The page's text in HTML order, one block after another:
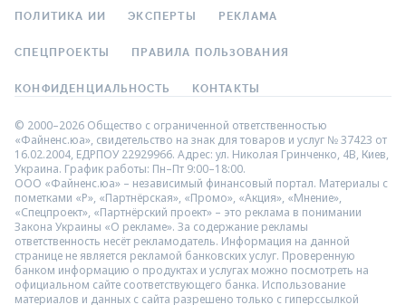
ПОЛИТИКА ИИ ЭКСПЕРТЫ РЕКЛАМА
СПЕЦПРОЕКТЫ ПРАВИЛА ПОЛЬЗОВАНИЯ
КОНФИДЕНЦИАЛЬНОСТЬ КОНТАКТЫ
© 2000–2026 Общество с ограниченной ответственностью
«Файненс.юа», свидетельство на знак для товаров и услуг № 37423 от
16.02.2004, ЕДРПОУ 22929966. Адрес: ул. Николая Гринченко, 4В, Киев,
Украина. График работы: Пн–Пт 9:00–18:00.
ООО «Файненс.юа» – независимый финансовый портал. Материалы с
пометками «Р», «Партнёрская», «Промо», «Акция», «Мнение»,
«Спецпроект», «Партнёрский проект» – это реклама в понимании
Закона Украины «О рекламе». За содержание рекламы
ответственность несёт рекламодатель. Информация на данной
странице не является рекламой банковских услуг. Проверенную
банком информацию о продуктах и услугах можно посмотреть на
официальном сайте соответствующего банка. Использование
материалов и данных с сайта разрешено только с гиперссылкой